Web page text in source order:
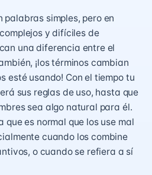
palabras simples, pero en
y difíciles de
una diferencia entre el
¡los términos cambian
esté usando! Con el tiempo tu
sus reglas de uso, hasta que
sea algo natural para él.
es normal que los use mal
cuando los combine
o cuando se refiera a sí